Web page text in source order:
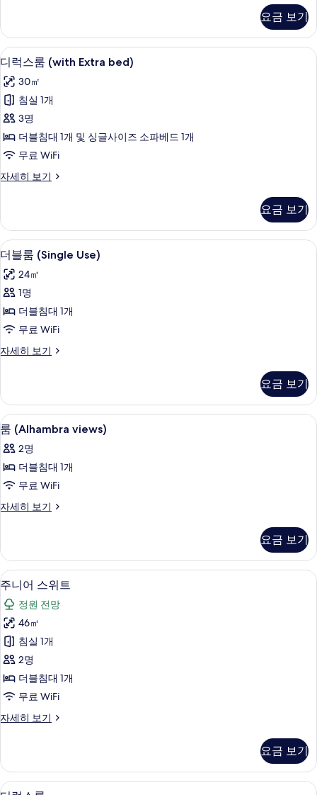
기
세
히
보
기
요금 보기
디
럭
스
룸
(with
Extra
bed)
사
두
보
기
5
디럭스룸 (with Extra bed)
30㎡
침실 1개
3명
더블침대 1개 및 싱글사이즈 소파베드 1개
무료 WiFi
자세히 보기
디
(with
Extra
bed)
자
세
히
기
요금 보기
더
블
룸
(Single
Use)
사
진
보
기
6
더블룸 (Single Use)
24㎡
1명
더블침대 1개
무료 WiFi
자세히 보기
더
Use)
자
세
히
보
기
요금 보기
룸
(Alhambra
views)
사
진
모
기
룸 (Alhambra views) | 미니바, 객실 내
7
룸 (Alhambra views)
2명
더블침대 1개
무료 WiFi
자세히 보기
룸
세
히
보
기
요금 보기
주
니
어
스
위
트
사
진
모
보
기
5
주니어 스위트
정원 전망
46㎡
침실 1개
2명
더블침대 1개
무료 WiFi
자세히 보기
주
위
트
요금 보기
디